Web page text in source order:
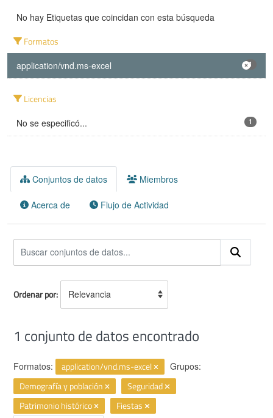
No hay Etiquetas que coincidan con esta búsqueda
Formatos
application/vnd.ms-excel 1
Licencias
No se especificó... 1
Conjuntos de datos Miembros
Acerca de Flujo de Actividad
Ordenar por
1 conjunto de datos encontrado
Formatos: application/vnd.ms-excel Grupos:
Demografía y población
Seguridad
Patrimonio histórico
Fiestas